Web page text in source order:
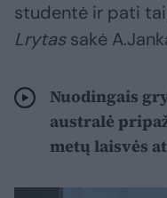
studentė ir pati
Lrytassakė
Nuodingais
australė
metų laisvės